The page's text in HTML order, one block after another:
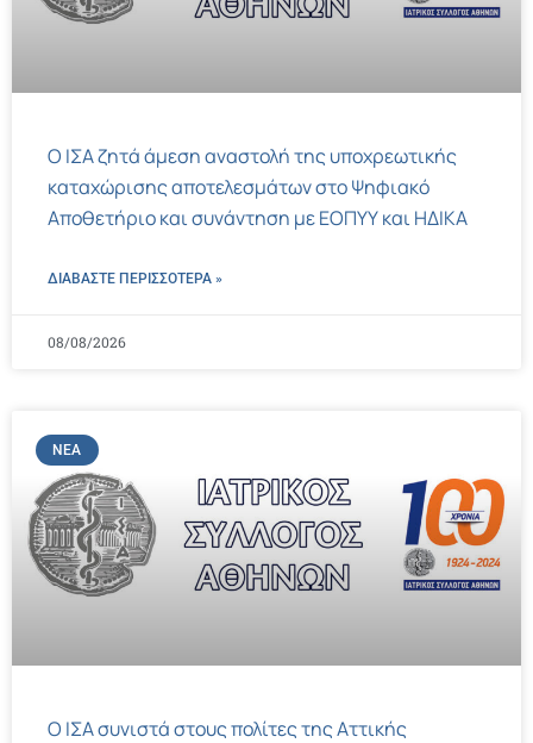
Ο ΙΣΑ ζητά άμεση αναστολή της υποχρεωτικής
καταχώρισης αποτελεσμάτων στο Ψηφιακό
Αποθετήριο και συνάντηση με ΕΟΠΥΥ και ΗΔΙΚΑ
ΔΙΑΒΑΣΤΕ ΠΕΡΙΣΣΌΤΕΡΑ »
08/08/2026
ΝΈΑ
Ο ΙΣΑ συνιστά στους πολίτες της Αττικής